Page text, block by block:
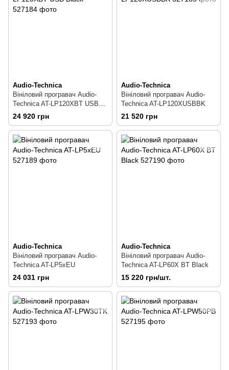
Audio-Technica
Вініловий програвач Audio-
Technica AT-LP120XBT USB
Black
24 920 грн
Audio-Technica
Вініловий програвач Audio-
Technica AT-LP120XUSBBK
21 520 грн
Audio-Technica
Вініловий програвач Audio-
Technica AT-LP5xEU
24 031 грн
Audio-Technica
Вініловий програвач Audio-
Technica AT-LP60X BT Black
15 220 грн/шт.